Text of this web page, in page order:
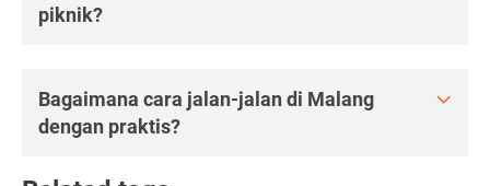
piknik?
Bagaimana cara jalan-jalan di Malang
dengan praktis?